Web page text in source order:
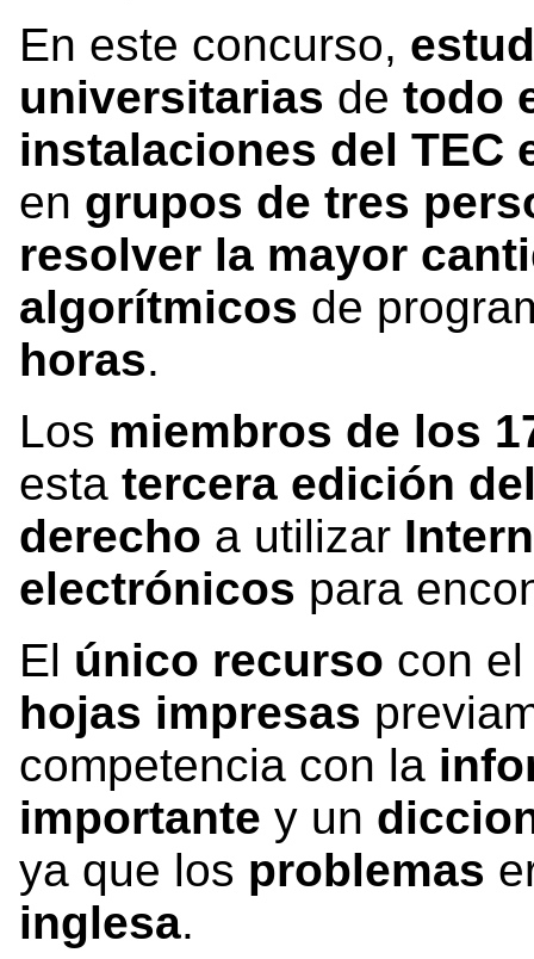
En este concurso,
universitarias de todo
instalaciones del TEC
en grupos de tres
resolver la mayor
algorítmicos de
horas.
Los miembros de los
esta tercera edición
derecho a utilizar
electrónicos para
El único recurso con
hojas impresas
competencia con la
importante y un
ya que los problemas
inglesa.